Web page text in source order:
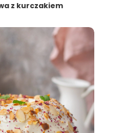
z kurczakiem